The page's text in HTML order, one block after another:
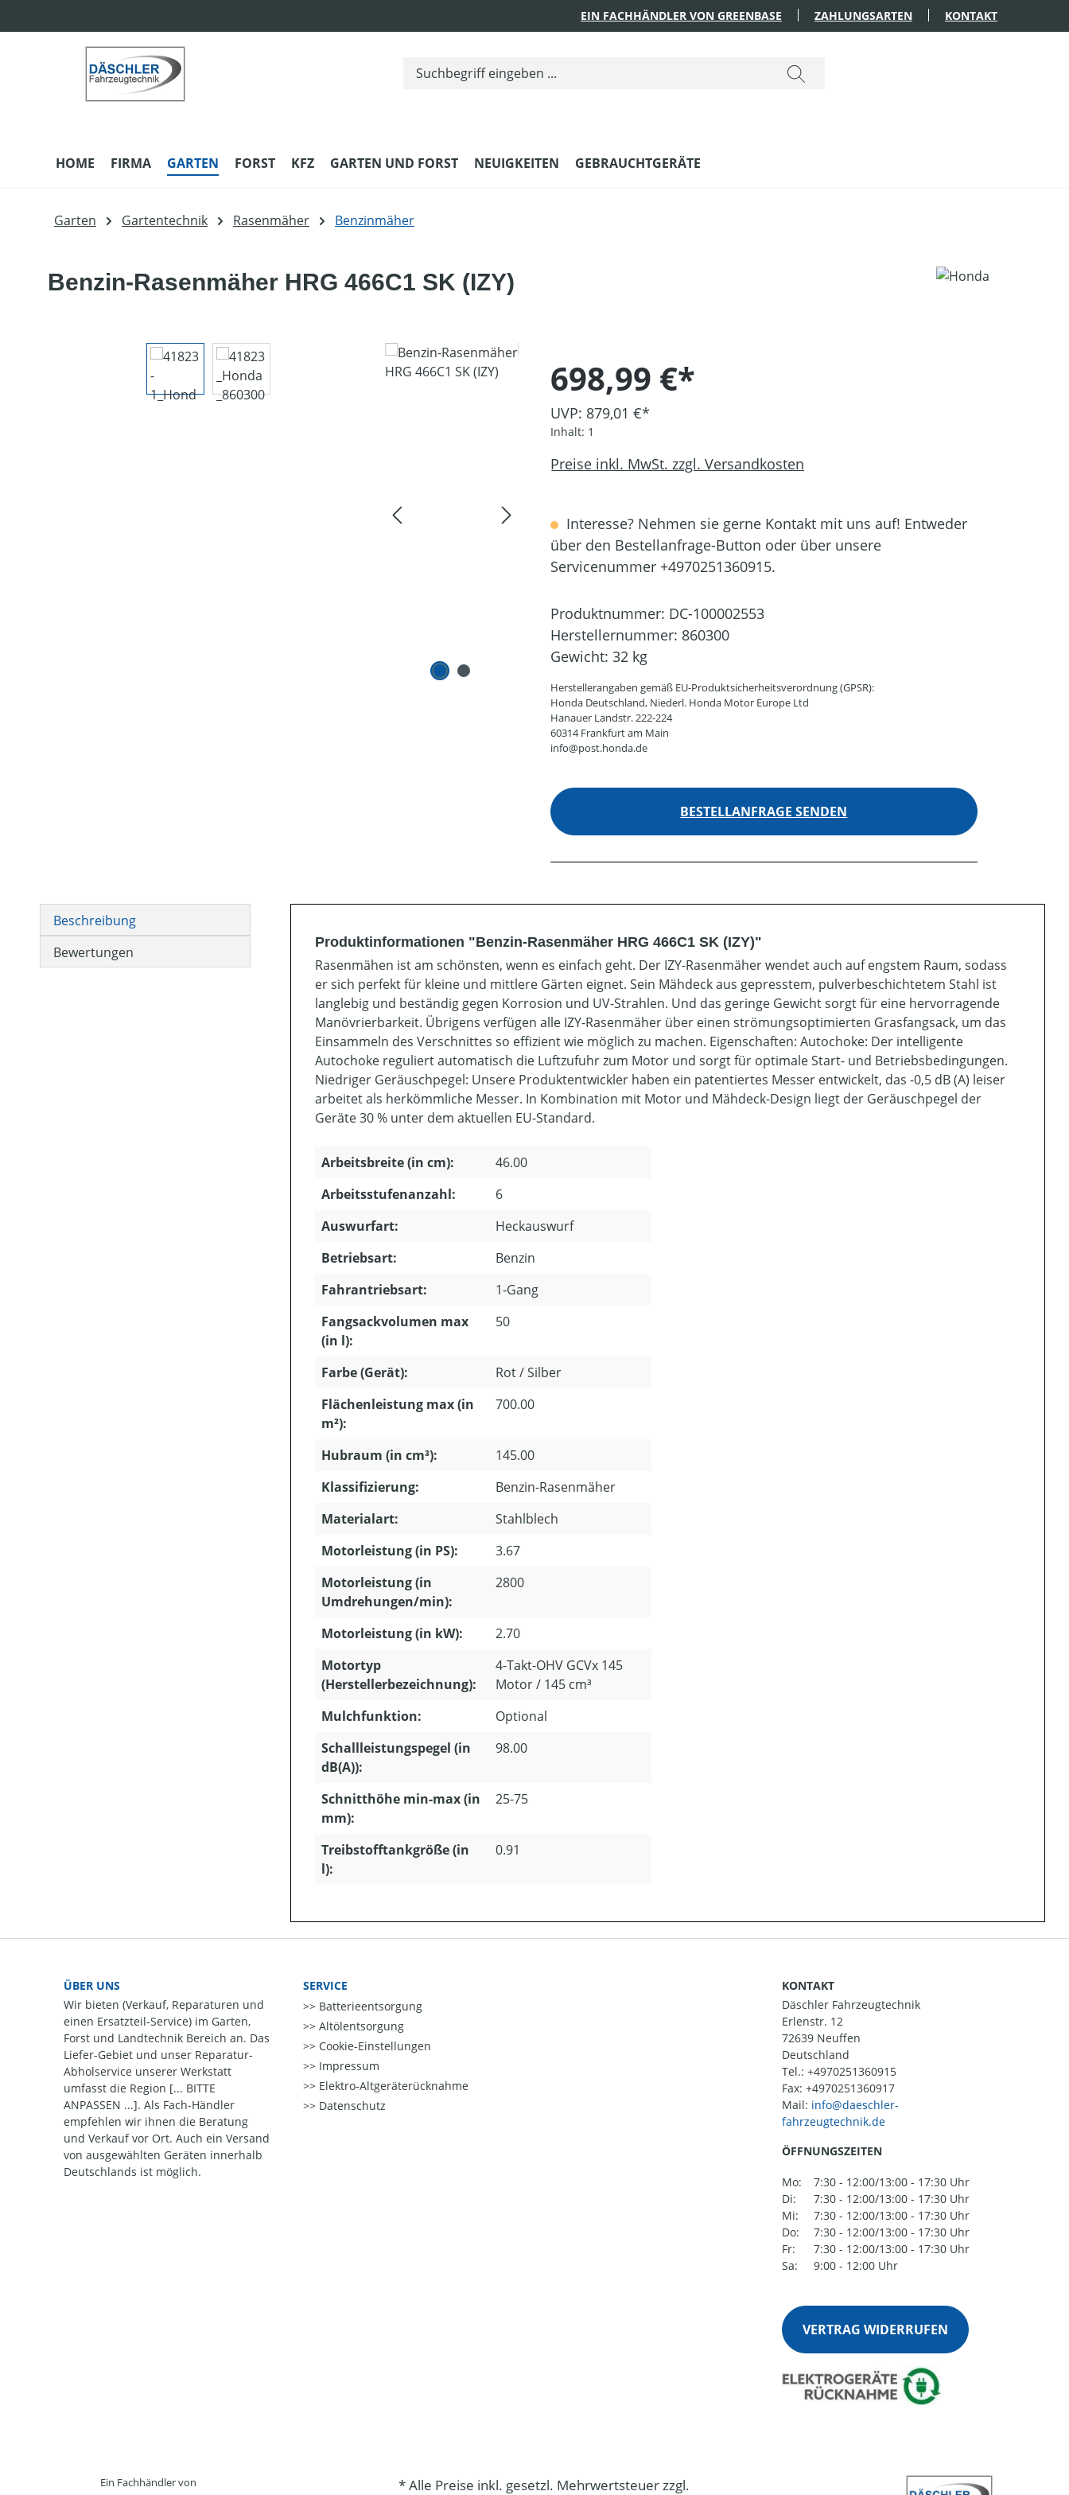
EIN FACHHÄNDLER VON GREENBASE ZAHLUNGSARTEN KONTAKT
HOME FIRMA GARTEN FORST KFZ GARTEN UND FORST NEUIGKEITEN GEBRAUCHTGERÄTE
Garten Gartentechnik Rasenmäher Benzinmäher
Benzin-Rasenmäher HRG 466C1 SK (IZY)
Bildergalerie überspringen
698,99 €*
UVP: 879,01 €*
Inhalt: 1
Preise inkl. MwSt. zzgl. Versandkosten
Interesse? Nehmen sie gerne Kontakt mit uns auf! Entweder
über den Bestellanfrage-Button oder über unsere
Servicenummer +4970251360915.
Produktnummer: DC-100002553
Herstellernummer: 860300
Gewicht: 32 kg
Herstellerangaben gemäß EU-Produktsicherheitsverordnung (GPSR):
Honda Deutschland, Niederl. Honda Motor Europe Ltd
Hanauer Landstr. 222-224
60314 Frankfurt am Main
info@post.honda.de
BESTELLANFRAGE SENDEN
Beschreibung
Bewertungen
Produktinformationen "Benzin-Rasenmäher HRG 466C1 SK (IZY)"
Rasenmähen ist am schönsten, wenn es einfach geht. Der IZY-Rasenmäher wendet auch auf engstem Raum, sodass
er sich perfekt für kleine und mittlere Gärten eignet. Sein Mähdeck aus gepresstem, pulverbeschichtetem Stahl ist
langlebig und beständig gegen Korrosion und UV-Strahlen. Und das geringe Gewicht sorgt für eine hervorragende
Manövrierbarkeit. Übrigens verfügen alle IZY-Rasenmäher über einen strömungsoptimierten Grasfangsack, um das
Einsammeln des Verschnittes so effizient wie möglich zu machen. Eigenschaften: Autochoke: Der intelligente
Autochoke reguliert automatisch die Luftzufuhr zum Motor und sorgt für optimale Start- und Betriebsbedingungen.
Niedriger Geräuschpegel: Unsere Produktentwickler haben ein patentiertes Messer entwickelt, das -0,5 dB (A) leiser
arbeitet als herkömmliche Messer. In Kombination mit Motor und Mähdeck-Design liegt der Geräuschpegel der
Geräte 30 % unter dem aktuellen EU-Standard.
Arbeitsbreite (in cm):
46.00
Arbeitsstufenanzahl:
6
Auswurfart:
Heckauswurf
Betriebsart:
Benzin
Fahrantriebsart:
1-Gang
Fangsackvolumen max
(in l):
50
Farbe (Gerät):
Rot / Silber
Flächenleistung max (in
m²):
700.00
Hubraum (in cm³):
145.00
Klassifizierung:
Benzin-Rasenmäher
Materialart:
Stahlblech
Motorleistung (in PS):
3.67
Motorleistung (in
Umdrehungen/min):
2800
Motorleistung (in kW):
2.70
Motortyp
(Herstellerbezeichnung):
4-Takt-OHV GCVx 145
Motor / 145 cm³
Mulchfunktion:
Optional
Schallleistungspegel (in
dB(A)):
98.00
Schnitthöhe min-max (in
mm):
25-75
Treibstofftankgröße (in
l):
0.91
ÜBER UNS
Wir bieten (Verkauf, Reparaturen und
einen Ersatzteil-Service) im Garten,
Forst und Landtechnik Bereich an. Das
Liefer-Gebiet und unser Reparatur-
Abholservice unserer Werkstatt
umfasst die Region [... BITTE
ANPASSEN ...]. Als Fach-Händler
empfehlen wir ihnen die Beratung
und Verkauf vor Ort. Auch ein Versand
von ausgewählten Geräten innerhalb
Deutschlands ist möglich.
SERVICE
Batterieentsorgung
Altölentsorgung
Cookie-Einstellungen
Impressum
Elektro-Altgeräterücknahme
Datenschutz
KONTAKT
Däschler Fahrzeugtechnik
Erlenstr. 12
72639 Neuffen
Deutschland
Tel.: +4970251360915
Fax: +4970251360917
Mail:
ÖFFNUNGSZEITEN
Mo:
7:30 - 12:00/13:00 - 17:30 Uhr
Di:
7:30 - 12:00/13:00 - 17:30 Uhr
Mi:
7:30 - 12:00/13:00 - 17:30 Uhr
Do:
7:30 - 12:00/13:00 - 17:30 Uhr
Fr:
7:30 - 12:00/13:00 - 17:30 Uhr
Sa:
9:00 - 12:00 Uhr
VERTRAG WIDERRUFEN
Ein Fachhändler von * Alle Preise inkl. gesetzl. Mehrwertsteuer zzgl.